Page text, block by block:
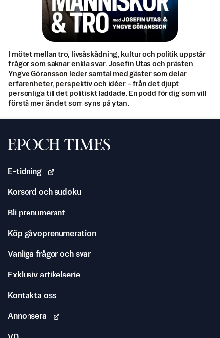
I mötet mellan tro, livsåskådning, kultur och politik uppstår
frågor som saknar enkla svar. Josefin Utas och prästen
Yngve Göransson leder samtal med gäster som delar
erfarenheter, perspektiv och idéer – från det djupt
personliga till det politiskt laddade. En podd för dig som vill
förstå mer än det som syns på ytan.
Svenska Epoch Times
E-tidning
Korsord och sudoku
Bli prenumerant
Köp gåvoprenumeration
Vanliga frågor och svar
Exklusiv artikelserie
Kontakta oss
Annonsera